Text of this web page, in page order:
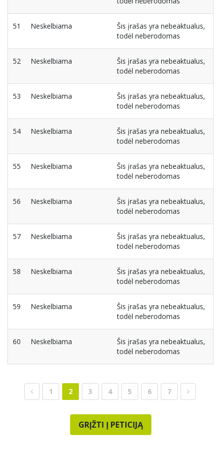
51 Neskelbiama
Šis įrašas yra nebeaktualus,
todėl neberodomas
52 Neskelbiama
Šis įrašas yra nebeaktualus,
todėl neberodomas
53 Neskelbiama
Šis įrašas yra nebeaktualus,
todėl neberodomas
54 Neskelbiama
Šis įrašas yra nebeaktualus,
todėl neberodomas
55 Neskelbiama
Šis įrašas yra nebeaktualus,
todėl neberodomas
56 Neskelbiama
Šis įrašas yra nebeaktualus,
todėl neberodomas
57 Neskelbiama
Šis įrašas yra nebeaktualus,
todėl neberodomas
58 Neskelbiama
Šis įrašas yra nebeaktualus,
todėl neberodomas
59 Neskelbiama
Šis įrašas yra nebeaktualus,
todėl neberodomas
60 Neskelbiama
Šis įrašas yra nebeaktualus,
todėl neberodomas
1 2 3 4 5 6 7
GRĮŽTI Į PETICIJĄ